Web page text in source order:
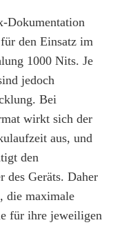
Dokumentation
den Einsatz im
1000 Nits. Je
jedoch
Bei
wirkt sich der
aus, und
den
des Geräts. Daher
die maximale
für ihre jeweiligen